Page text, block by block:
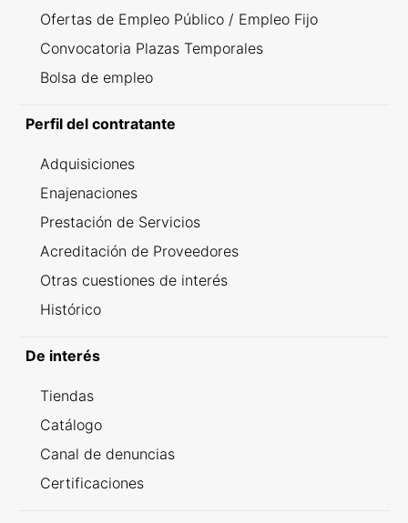
Ofertas de Empleo Público / Empleo Fijo
Convocatoria Plazas Temporales
Bolsa de empleo
Perfil del contratante
Adquisiciones
Enajenaciones
Prestación de Servicios
Acreditación de Proveedores
Otras cuestiones de interés
Histórico
De interés
Tiendas
Catálogo
Canal de denuncias
Certificaciones